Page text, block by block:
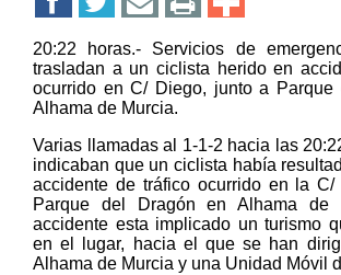
20:22 horas.- Servicios de
trasladan a un ciclista herido en
ocurrido en C/ Diego, junto a Parque
Alhama de Murcia.
Varias llamadas al 1-1-2 hacia las
indicaban que un ciclista había
accidente de tráfico ocurrido en la
Parque del Dragón en Alhama de
accidente esta implicado un turismo
en el lugar, hacia el que se han
Alhama de Murcia y una Unidad Móvil